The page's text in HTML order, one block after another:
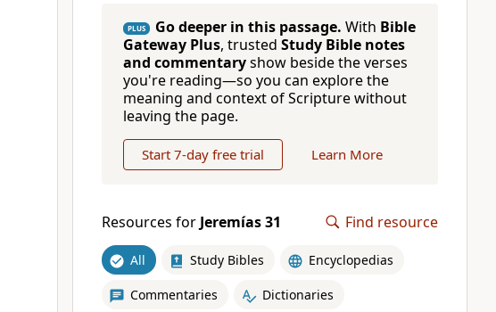
PLUS Go deeper in this passage. With Bible
Gateway Plus, trusted Study Bible notes
and commentaryshow beside the verses
you're reading—so you can explore the
meaning and context of Scripture without
leaving the page.
Start 7-day free trial Learn More
Resources for Jeremías 31 Find resource
All Study Bibles Encyclopedias
Commentaries Dictionaries